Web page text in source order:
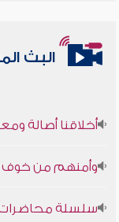
البث
أخلاقنا أصالة
وأمنهم من خوف
سلسلة محاضرات